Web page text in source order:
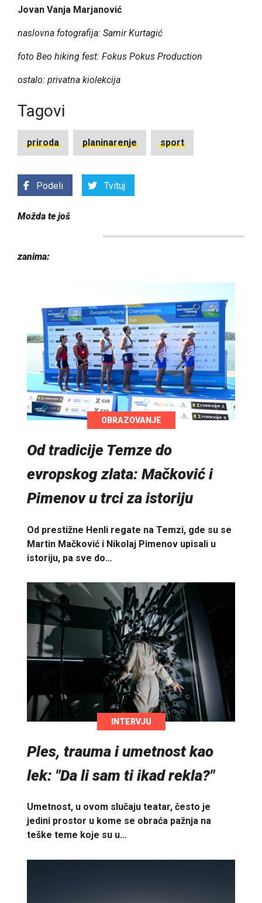
Jovan Vanja Marjanović
naslovna fotografija: Samir Kurtagić
foto Beo hiking fest: Fokus Pokus Production
ostalo: privatna kiolekcija
Tagovi
priroda planinarenje sport
Podeli Tvituj
Možda te još
zanima:
OBRAZOVANJE
Od tradicije Temze do
evropskog zlata: Mačković i
Pimenov u trci za istoriju
Od prestižne Henli regate na Temzi, gde su se
Martin Mačković i Nikolaj Pimenov upisali u
istoriju, pa sve do…
INTERVJU
Ples, trauma i umetnost kao
lek: "Da li sam ti ikad rekla?"
Umetnost, u ovom slučaju teatar, često je
jedini prostor u kome se obraća pažnja na
teške teme koje su u…